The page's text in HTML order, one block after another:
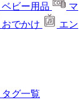
ベビー用品
マ
おでかけ
エン
タグ一覧